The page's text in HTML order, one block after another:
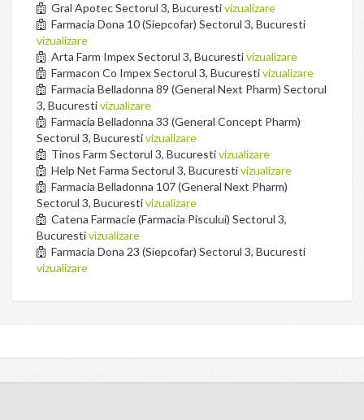
Gral Apotec Sectorul 3, Bucurestivizualizare
Farmacia Dona 10 (Siepcofar) Sectorul 3, Bucuresti
vizualizare
Arta Farm Impex Sectorul 3, Bucurestivizualizare
Farmacon Co Impex Sectorul 3, Bucurestivizualizare
Farmacia Belladonna 89 (General Next Pharm) Sectorul
3, Bucurestivizualizare
Farmacia Belladonna 33 (General Concept Pharm)
Sectorul 3, Bucurestivizualizare
Tinos Farm Sectorul 3, Bucurestivizualizare
Help Net Farma Sectorul 3, Bucurestivizualizare
Farmacia Belladonna 107 (General Next Pharm)
Sectorul 3, Bucurestivizualizare
Catena Farmacie (Farmacia Piscului) Sectorul 3,
Bucurestivizualizare
Farmacia Dona 23 (Siepcofar) Sectorul 3, Bucuresti
vizualizare